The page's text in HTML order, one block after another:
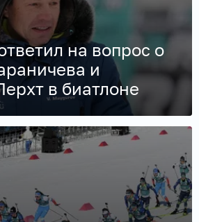
на вопрос о
и
в биатлоне